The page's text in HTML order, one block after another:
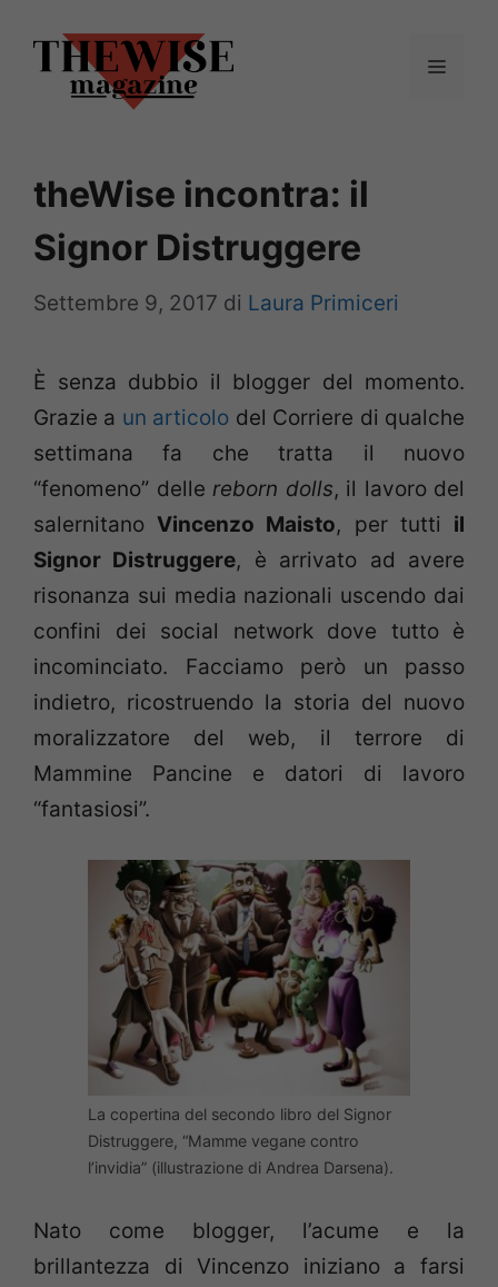
contenuto
Menu
theWise incontra: il
Signor Distruggere
Settembre 9, 2017 di Laura Primiceri
È senza dubbio il blogger del momento.
Grazie a un articolo del Corriere di qualche
settimana fa che tratta il nuovo
“fenomeno” delle reborn dolls, il lavoro del
salernitanoVincenzo Maisto, per tutti il
Signor Distruggere, è arrivato ad avere
risonanza sui media nazionali uscendo dai
confini dei social network dove tutto è
incominciato. Facciamo però un passo
indietro, ricostruendo la storia del nuovo
moralizzatore del web, il terrore di
Mammine Pancine e datori di lavoro
“fantasiosi”.
La copertina del secondo libro del Signor
Distruggere, “Mamme vegane contro
l’invidia” (illustrazione di Andrea Darsena).
Nato come blogger, l’acume e la
brillantezza di Vincenzo iniziano a farsi